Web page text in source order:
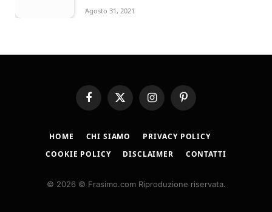
Agosto 31, 2021
Facebook
X
(Twitter)
InstagramPinterest
HOME CHI SIAMO
PRIVACY POLICY
COOKIE POLICY
DISCLAIMER CONTATTI
© 2026 © Frasimo.com Riproduzione riservata.